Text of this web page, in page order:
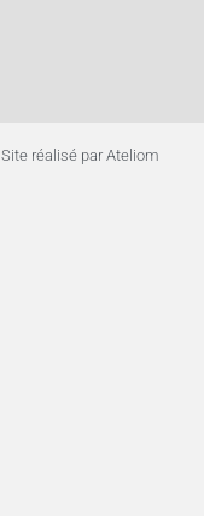
Site réalisé par Ateliom